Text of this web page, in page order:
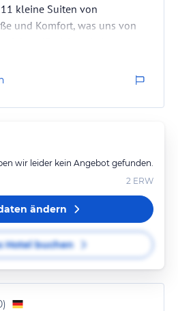
kleine Suiten von
und Komfort, was uns von
aber es ist definitiv in die
es wäre eigentlich Zeit für eine
das Besondere, was dieses
sichtbar wird.
wir leider kein Angebot gefunden.
2 ERW
ändern
Hotel buchen
)